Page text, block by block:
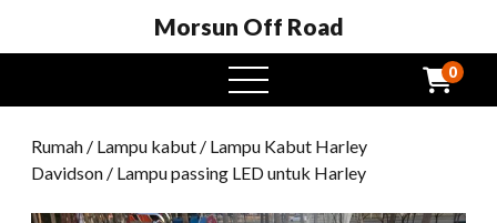
Morsun Off Road
Buka
menu
0
Rumah / Lampu kabut / Lampu Kabut Harley
Davidson / Lampu passing LED untuk Harley